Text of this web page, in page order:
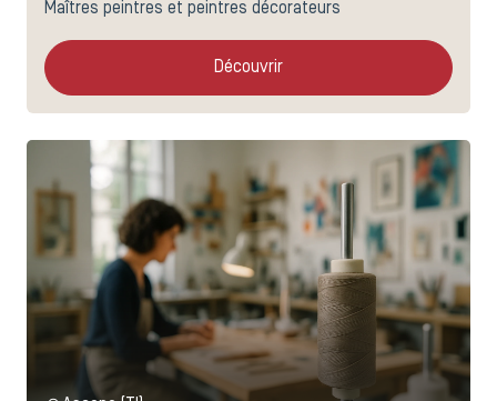
Maîtres peintres et peintres décorateurs
Découvrir